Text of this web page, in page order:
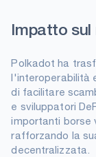
Impatto
Polkadot ha
l'interoperabilità
di facilitare
e sviluppatori
importanti borse
rafforzando la
decentralizzata.